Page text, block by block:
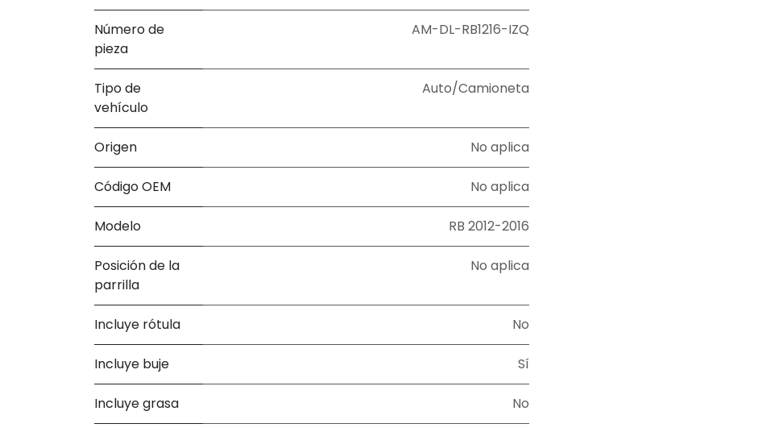
Número de
pieza
AM-DL-RB1216-IZQ
Tipo de
vehículo
Auto/Camioneta
Origen No aplica
Código OEM No aplica
Modelo RB 2012-2016
Posición de la
parrilla
No aplica
Incluye rótula No
Incluye buje Sí
Incluye grasa No